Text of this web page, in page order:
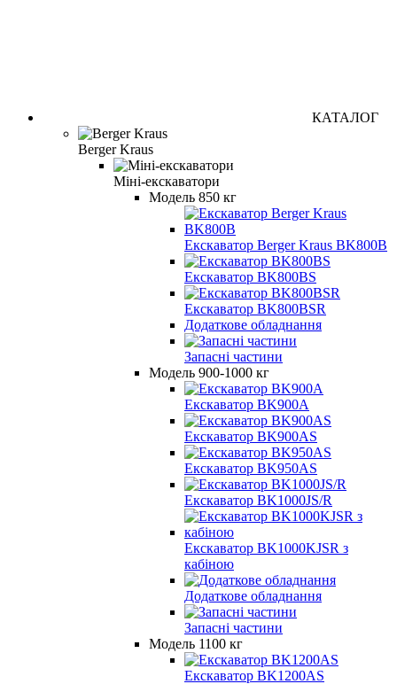
КАТАЛОГ
Berger Kraus
Міні-екскаватори
Модель 850 кг
Екскаватор Berger Kraus BK800B
Екскаватор BK800BS
Екскаватор BK800BSR
Додаткове обладнання
Запасні частини
Модель 900-1000 кг
Екскаватор BK900A
Екскаватор BK900AS
Екскаватор BK950AS
Екскаватор BK1000JS/R
Екскаватор BK1000KJSR з
кабіною
Додаткове обладнання
Запасні частини
Модель 1100 кг
Екскаватор BK1200AS